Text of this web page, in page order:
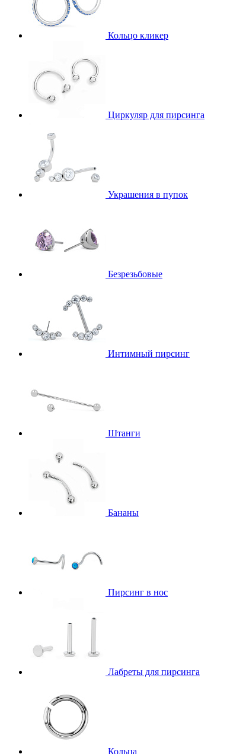
Кольцо кликер
Циркуляр для пирсинга
Украшения в пупок
Безрезьбовые
Интимный пирсинг
Штанги
Бананы
Пирсинг в нос
Лабреты для пирсинга
Кольца